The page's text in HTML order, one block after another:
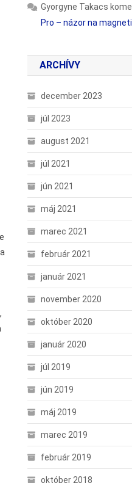
Gyorgyne Takacs
Pro – názor na
ARCHÍVY
december 2023
júl 2023
august 2021
júl 2021
jún 2021
máj 2021
marec 2021
február 2021
január 2021
november 2020
október 2020
január 2020
júl 2019
jún 2019
máj 2019
marec 2019
február 2019
október 2018